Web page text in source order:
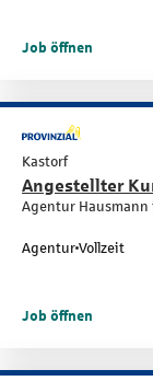
Job öffnen
Kastorf
Angestellter
Agentur Hausmann
Agentur Vollzeit
Job öffnen